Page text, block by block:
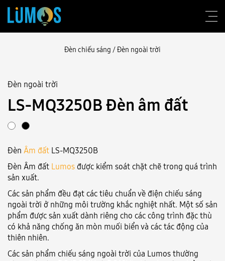
Về Lumos
Tư vấn thiết kế
Sản phẩm
Công trình
Blog
Liên hệ
Đăng nhập
Language: VN EN
Đèn chiếu sáng /Đèn ngoài trời
Đèn ngoài trời
LS-MQ3250B Đèn âm đất
Đèn Âm đất LS-MQ3250B
Đèn Âm đất Lumos được kiểm soát chặt chẽ trong quá trình
sản xuất.
Các sản phẩm đều đạt các tiêu chuẩn về điện chiếu sáng
ngoài trời ở những môi trường khắc nghiệt nhất. Một số sản
phẩm được sản xuất dành riêng cho các công trình đặc thù
có khả năng chống ăn mòn muối biển và các tác động của
thiên nhiên.
Các sản phẩm chiếu sáng ngoài trời của Lumos thường